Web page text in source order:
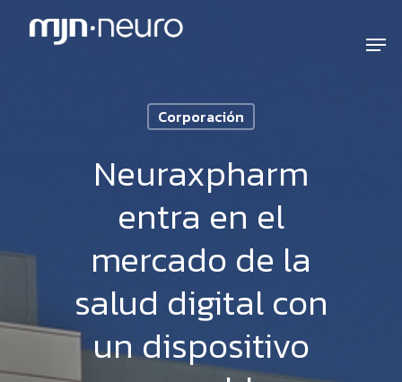
Corporación
Neuraxpharm
entra en el
mercado de la
salud digital con
un dispositivo